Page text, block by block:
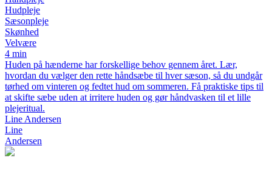
Hudpleje
Sæsonpleje
Skønhed
Velvære
4 min
Huden på hænderne har forskellige behov gennem året. Lær,
hvordan du vælger den rette håndsæbe til hver sæson, så du undgår
tørhed om vinteren og fedtet hud om sommeren. Få praktiske tips til
at skifte sæbe uden at irritere huden og gør håndvasken til et lille
plejeritual.
Line Andersen
Line
Andersen